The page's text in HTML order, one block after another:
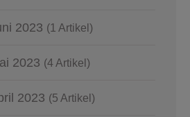
2023 (1 Artikel)
2023 (4 Artikel)
2023 (5 Artikel)